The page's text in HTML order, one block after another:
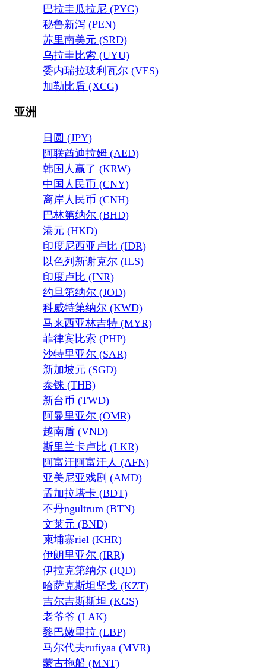
巴拉圭瓜拉尼 (PYG)
秘鲁新泻 (PEN)
苏里南美元 (SRD)
乌拉圭比索 (UYU)
委内瑞拉玻利瓦尔 (VES)
加勒比盾 (XCG)
亚洲
日圆 (JPY)
阿联酋迪拉姆 (AED)
韩国人赢了 (KRW)
中国人民币 (CNY)
离岸人民币 (CNH)
巴林第纳尔 (BHD)
港元 (HKD)
印度尼西亚卢比 (IDR)
以色列新谢克尔 (ILS)
印度卢比 (INR)
约旦第纳尔 (JOD)
科威特第纳尔 (KWD)
马来西亚林吉特 (MYR)
菲律宾比索 (PHP)
沙特里亚尔 (SAR)
新加坡元 (SGD)
泰铢 (THB)
新台币 (TWD)
阿曼里亚尔 (OMR)
越南盾 (VND)
斯里兰卡卢比 (LKR)
阿富汗阿富汗人 (AFN)
亚美尼亚戏剧 (AMD)
孟加拉塔卡 (BDT)
不丹ngultrum (BTN)
文莱元 (BND)
柬埔寨riel (KHR)
伊朗里亚尔 (IRR)
伊拉克第纳尔 (IQD)
哈萨克斯坦坚戈 (KZT)
吉尔吉斯斯坦 (KGS)
老爷爷 (LAK)
黎巴嫩里拉 (LBP)
马尔代夫rufiyaa (MVR)
蒙古拖船 (MNT)